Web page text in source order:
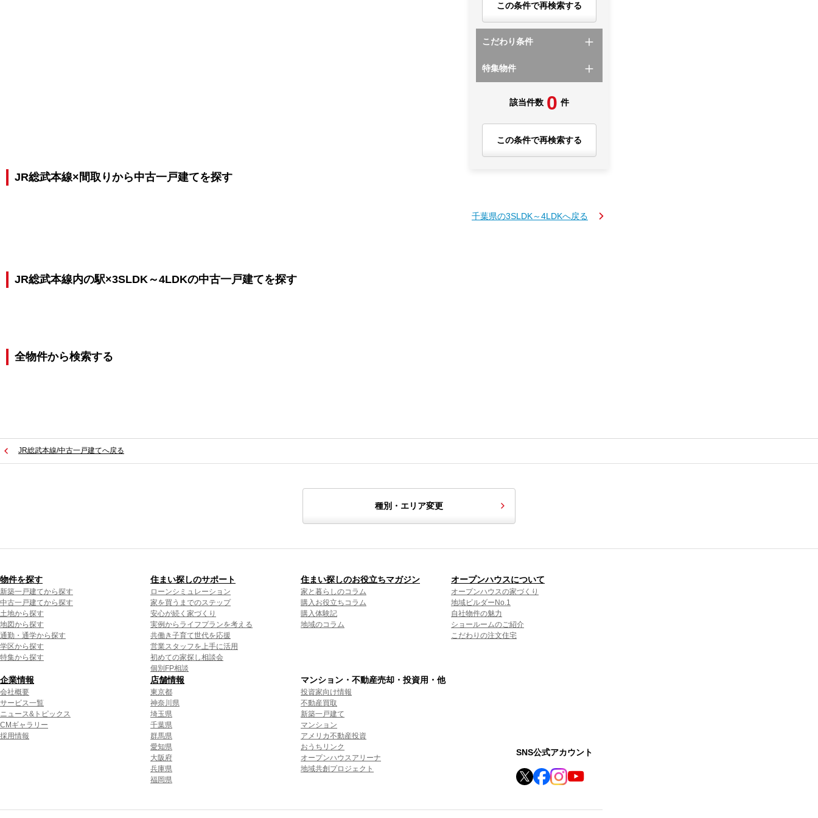
この条件で再検索する
こだわり条件
特集物件
該当件数 0 件
この条件で再検索する
JR総武本線×間取りから中古一戸建てを探す
千葉県の3SLDK～4LDKへ戻る
JR総武本線内の駅×3SLDK～4LDKの中古一戸建てを探す
全物件から検索する
JR総武本線/中古一戸建てへ戻る
種別・エリア変更
物件を探す
新築一戸建てから探す
中古一戸建てから探す
土地から探す
地図から探す
通勤・通学から探す
学区から探す
特集から探す
住まい探しのサポート
ローンシミュレーション
家を買うまでのステップ
安心が続く家づくり
実例からライフプランを考える
共働き子育て世代を応援
営業スタッフを上手に活用
初めての家探し相談会
個別FP相談
住まい探しのお役立ちマガジン
家と暮らしのコラム
購入お役立ちコラム
購入体験記
地域のコラム
オープンハウスについて
オープンハウスの家づくり
地域ビルダーNo.1
自社物件の魅力
ショールームのご紹介
こだわりの注文住宅
企業情報
会社概要
サービス一覧
ニュース&トピックス
CMギャラリー
採用情報
店舗情報
東京都
神奈川県
埼玉県
千葉県
群馬県
愛知県
大阪府
兵庫県
福岡県
マンション・不動産売却・投資用・他
投資家向け情報
不動産買取
新築一戸建て
マンション
アメリカ不動産投資
おうちリンク
オープンハウスアリーナ
地域共創プロジェクト
SNS公式アカウント